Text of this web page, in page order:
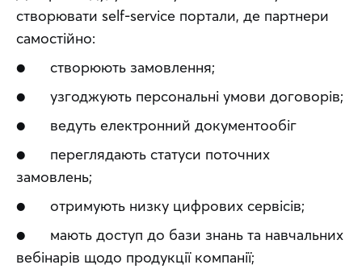
створювати self-service портали, де партнери
самостійно:
●      створюють замовлення;
●      узгоджують персональні умови договорів;
●      ведуть електронний документообіг
●      переглядають статуси поточних
замовлень;
●      отримують низку цифрових сервісів;
●      мають доступ до бази знань та навчальних
вебінарів щодо продукції компанії;